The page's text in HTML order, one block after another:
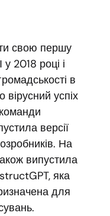
свою першу
2018 році і
в
успіх
версії
На
випустила
яка
для